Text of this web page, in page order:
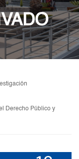
Derecho Público y